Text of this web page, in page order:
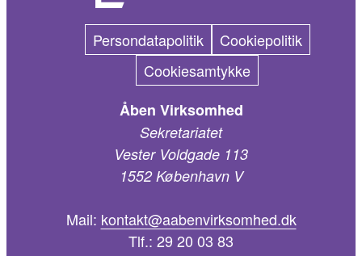
Persondatapolitik
Cookiepolitik
Cookiesamtykke
Åben Virksomhed
Sekretariatet
Vester Voldgade 113
1552 København V
Mail: kontakt@aabenvirksomhed.dk
Tlf.: 29 20 03 83